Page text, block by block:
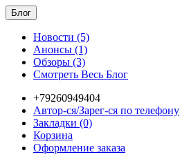
Блог
Новости (5)
Анонсы (1)
Обзоры (3)
Смотреть Весь Блог
+79260949404
Автор-ся/Зарег-ся по телефону
Закладки (0)
Корзина
Оформление заказа